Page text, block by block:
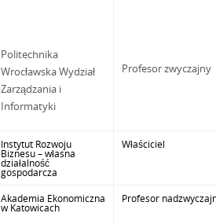
Politechnika
Wrocławska Wydział
Zarządzania i
Informatyki
Profesor zwyczajny
Instytut Rozwoju
Biznesu – własna
działalność
gospodarcza
Właściciel
Akademia Ekonomiczna
w Katowicach
Profesor